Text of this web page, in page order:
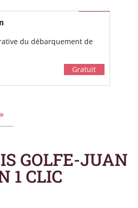
du débarquement de
Gratuit
»
GOLFE-JUAN
1 CLIC